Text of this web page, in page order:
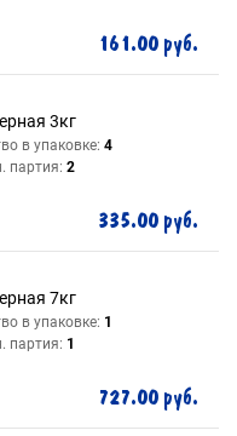
161.00 руб.
3кг
в упаковке: 4
партия: 2
335.00 руб.
7кг
в упаковке: 1
партия: 1
727.00 руб.